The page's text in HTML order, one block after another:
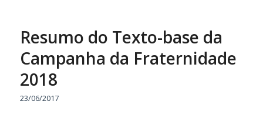
Resumo do Texto-base da
Campanha da Fraternidade
2018
23/06/2017